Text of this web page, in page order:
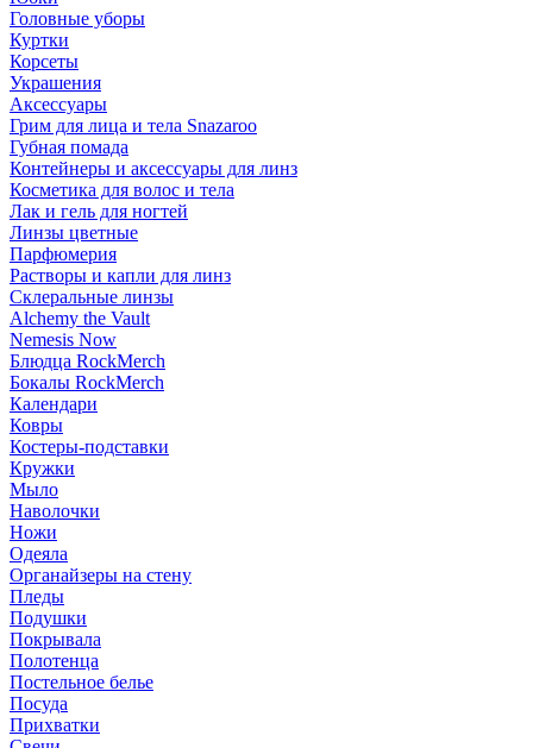
Головные уборы
Куртки
Корсеты
Украшения
Аксессуары
Грим для лица и тела Snazaroo
Губная помада
Контейнеры и аксессуары для линз
Косметика для волос и тела
Лак и гель для ногтей
Линзы цветные
Парфюмерия
Растворы и капли для линз
Склеральные линзы
Alchemy the Vault
Nemesis Now
Блюдца RockMerch
Бокалы RockMerch
Календари
Ковры
Костеры-подставки
Кружки
Мыло
Наволочки
Ножи
Одеяла
Органайзеры на стену
Пледы
Подушки
Покрывала
Полотенца
Постельное белье
Посуда
Прихватки